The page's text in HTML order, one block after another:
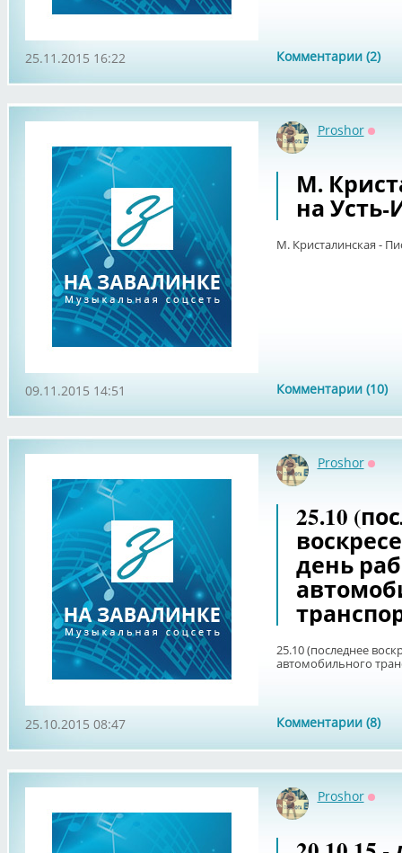
Комментарии (2)
25.11.2015 16:22
Proshor
М.
на
М. Кристалинская -
Комментарии (10)
09.11.2015 14:51
Proshor
25.10
день
25.10 (последнее
автомобильного
Комментарии (8)
25.10.2015 08:47
Proshor